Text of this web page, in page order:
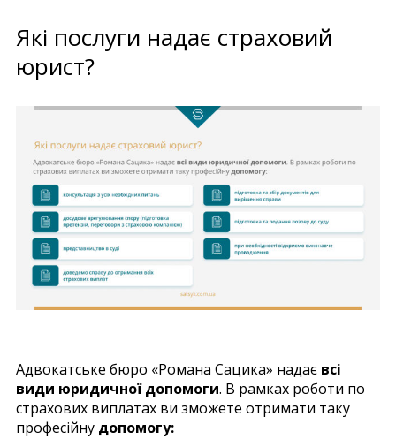
Які послуги надає страховий
юрист?
Адвокатське бюро «Романа Сацика» надає всі
види юридичної допомоги. В рамках роботи по
страхових виплатах ви зможете отримати таку
професійну допомогу: